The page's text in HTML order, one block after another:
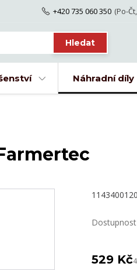
Hledat
+420 735 060 350 (Po-
Náhradní díly
Dostupnost
529 Kč